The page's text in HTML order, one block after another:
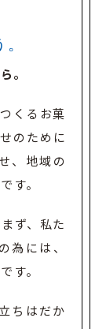
。
くるお菓
のために
、地域の
す。
ず、私た
為には、
す。
ちはだか